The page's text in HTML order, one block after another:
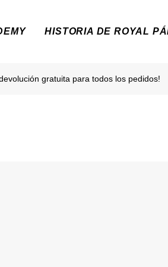
HISTORIA DE ROYAL
gratuita para todos los pedidos!